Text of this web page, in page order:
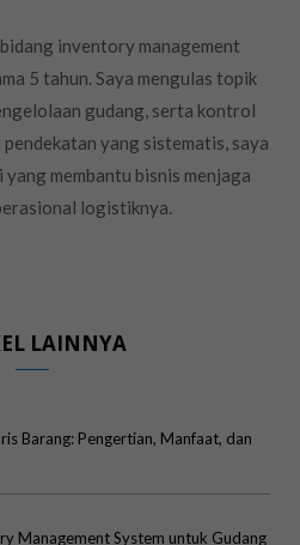
inventory management
5 tahun. Saya mengulas topik
gudang, serta kontrol
yang sistematis, saya
membantu bisnis menjaga
logistiknya.
LAINNYA
Barang: Pengertian, Manfaat, dan
Management System untuk Gudang